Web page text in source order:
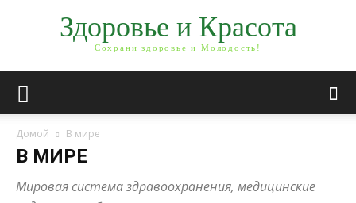
Здоровье и Красота
Сохрани здоровье и Молодость!
Домой В мире
В МИРЕ
Мировая система здравоохранения, медицинские